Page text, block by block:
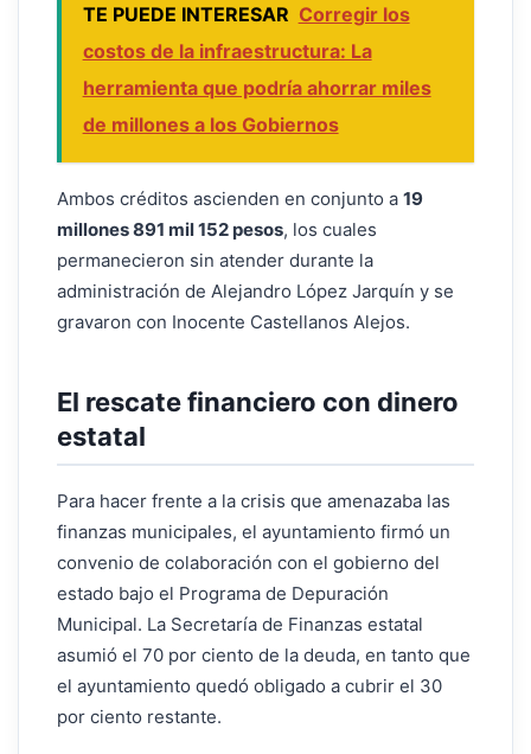
TE PUEDE INTERESAR Corregir los
costos de la infraestructura: La
herramienta que podría ahorrar miles
de millones a los Gobiernos
Ambos créditos ascienden en conjunto a 19
millones 891 mil 152 pesos, los cuales
permanecieron sin atender durante la
administración de Alejandro López Jarquín y se
gravaron con Inocente Castellanos Alejos.
El rescate financiero con dinero
estatal
Para hacer frente a la crisis que amenazaba las
finanzas municipales, el ayuntamiento firmó un
convenio de colaboración con el gobierno del
estado bajo el Programa de Depuración
Municipal. La Secretaría de Finanzas estatal
asumió el 70 por ciento de la deuda, en tanto que
el ayuntamiento quedó obligado a cubrir el 30
por ciento restante.